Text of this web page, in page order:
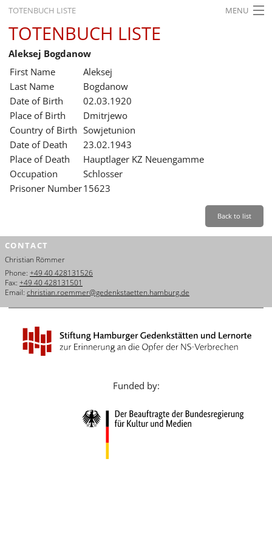
TOTENBUCH LISTE MENU
STARTSEITE
AUSSTELLUNGEN
GESCHICHTE
BILDUNG
FORSCHUNG
SERVICE
Leichte Sprache Back
Dansk
Español
Italiano
Nederlands
Português
TOTENBUCH LISTE
Aleksej Bogdanow
First Name
Aleksej
Last Name
Bogdanow
Date of Birth
02.03.1920
Place of Birth
Dmitrjewo
Country of Birth Sowjetunion
Date of Death
23.02.1943
Place of Death
Hauptlager KZ Neuengamme
Occupation
Schlosser
Prisoner Number15623
Back to list
CONTACT
Christian Römmer
Phone: +49 40 428131526
Fax: +49 40 428131501
Email: christian.roemmer@gedenkstaetten.hamburg.de
Funded by: